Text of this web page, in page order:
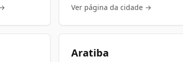
Ver página da cidade →
Aratiba